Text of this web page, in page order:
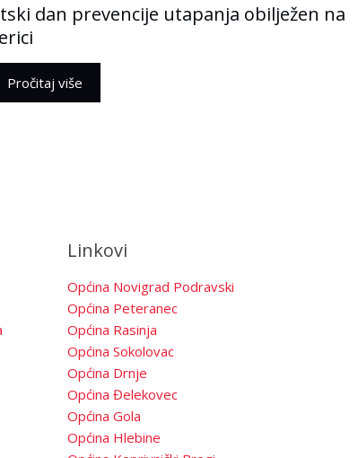
dan prevencije utapanja obilježen na
Pročitaj više
Linkovi
Općina Novigrad Podravski
Općina Peteranec
Općina Rasinja
Općina Sokolovac
Općina Drnje
Općina Đelekovec
Općina Gola
Općina Hlebine